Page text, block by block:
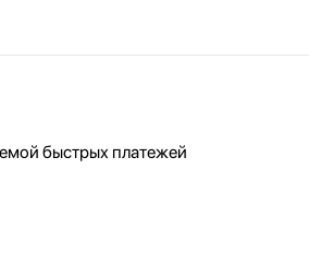
быстрых платежей